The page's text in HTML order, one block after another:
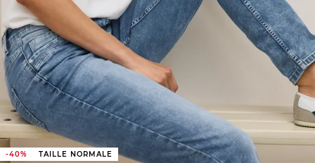
-40%
TAILLE NORMALE